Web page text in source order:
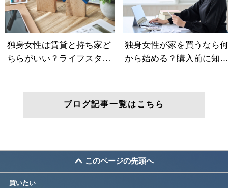
ブログ記事一覧はこちら
このページの先頭へ
買いたい